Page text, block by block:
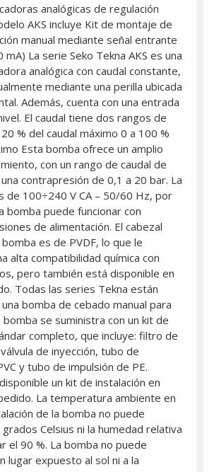
analógicas de regulación
AKS incluye Kit de montaje de
manual mediante señal entrante
mA) La serie Seko Tekna AKS es una
analógica con caudal constante,
mediante una perilla ubicada
Además, cuenta con una entrada
El caudal tiene dos rangos de
% del caudal máximo 0 a 100 %
Esta bomba ofrece un amplio
con un rango de caudal de
contrapresión de 0,1 a 20 bar. La
de 100÷240 V CA – 50/60 Hz, por
bomba puede funcionar con
de alimentación. El cabezal
es de PVDF, lo que le
alta compatibilidad química con
pero también está disponible en
Todas las series Tekna están
bomba de cebado manual para
bomba se suministra con un kit de
completo, que incluye: filtro de
de inyección, tubo de
y tubo de impulsión de PE.
un kit de instalación en
La temperatura ambiente en
de la bomba no puede
Celsius ni la humedad relativa
el 90 %. La bomba no puede
lugar expuesto al sol ni a la